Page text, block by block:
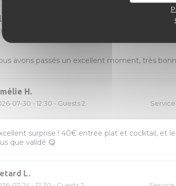
08-01
avons passés un excellent moment, très
H
07-30 - 12:30 - Guests 2 Service
surprise ! 40€ entrée plat et cocktail, et
que validé 😋
L